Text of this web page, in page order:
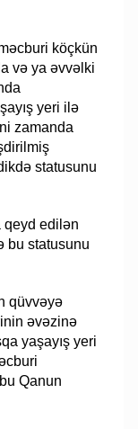
köçkün
və ya əvvəlki
yeri ilə
zamanda
statusunu
qeyd edilən
bu statusunu
qüvvəyə
əvəzinə
yaşayış yeri
Qanun